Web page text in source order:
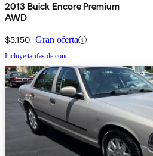
2013 Buick Encore Premium
AWD
$5,150 Gran oferta
Incluye tarifas de conc.